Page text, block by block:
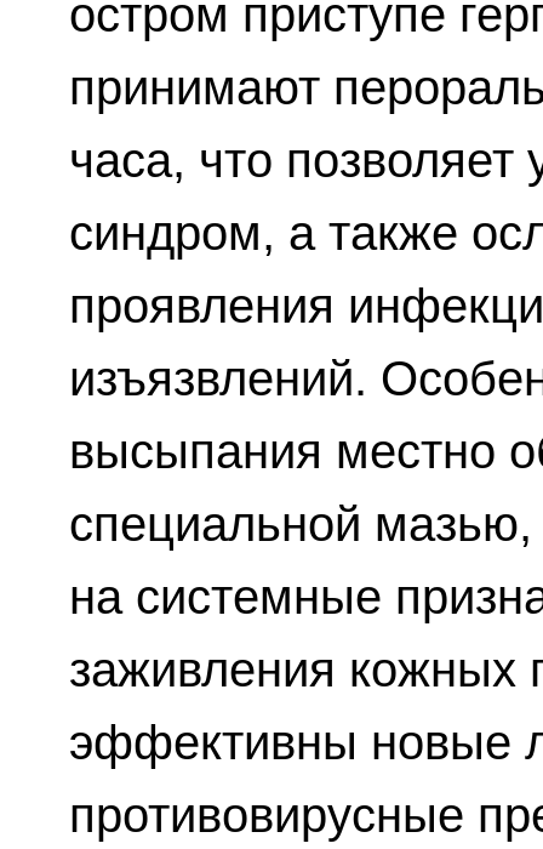
остром приступе
принимают
часа, что
синдром, а также
проявления
изъязвлений.
высыпания местно
специальной мазью,
на системные
заживления
эффективны новые
противовирусные